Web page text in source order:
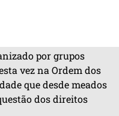
por grupos
vez na Ordem dos
que desde meados
dos direitos